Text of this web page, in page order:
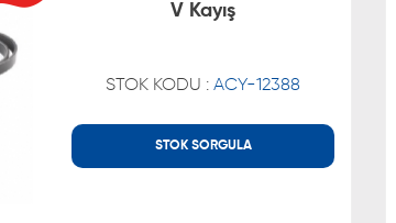
V Kayış
STOK KODU : ACY-12388
STOK SORGULA
0850 255 9229